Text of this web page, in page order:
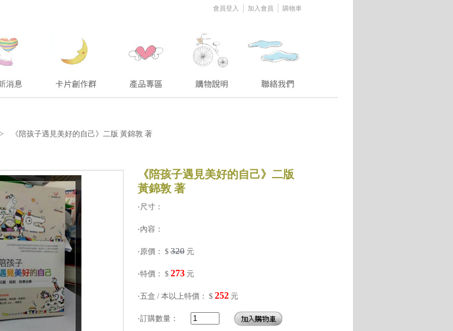
會員登入 加入會員 購物車
《陪孩子遇見美好的自己》二版 黃錦敦 著
《陪孩子遇見美好的自己》二版
黃錦敦 著
‧尺寸：
‧內容：
‧原價： $320元
‧特價： $ 273元
‧五盒 / 本以上特價： $ 252元
‧訂購數量：